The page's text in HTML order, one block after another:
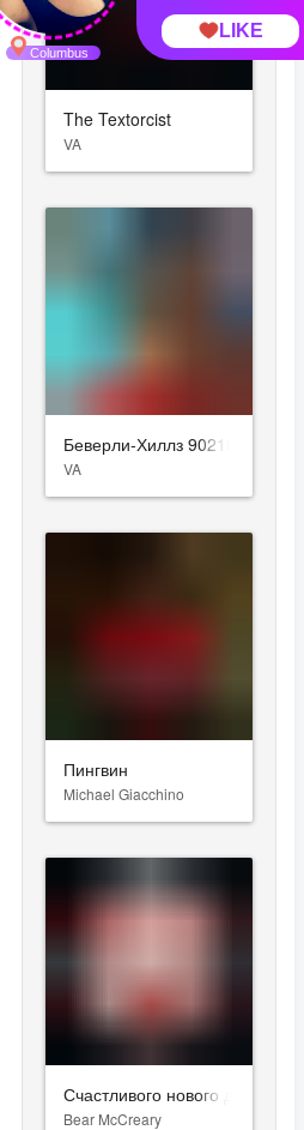
The Textorcist
VA
Беверли-Хиллз 90210
VA
Пингвин
Michael Giacchino
Счастливого нового дня смерти
Bear McCreary